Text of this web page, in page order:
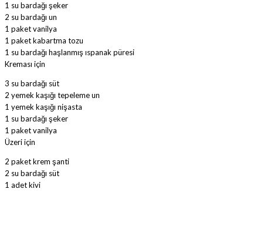
1 su bardağı şeker
2 su bardağı un
1 paket vanilya
1 paket kabartma tozu
1 su bardağı haşlanmış ıspanak püresi
Kreması için
3 su bardağı süt
2 yemek kaşığı tepeleme un
1 yemek kaşığı nişasta
1 su bardağı şeker
1 paket vanilya
Üzeri için
2 paket krem şanti
2 su bardağı süt
1 adet kivi